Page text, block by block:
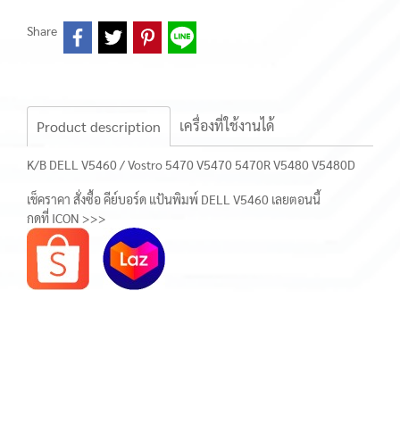
Share
Product description เครื่องที่ใช้งานได้
K/B DELL V5460 / Vostro 5470 V5470 5470R V5480 V5480D
เช็คราคา สั่งซื้อ คีย์บอร์ด แป้นพิมพ์ DELL V5460 เลยตอนนี้
กดที่ ICON >>>